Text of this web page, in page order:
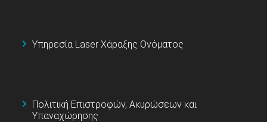
Υπηρεσία Laser Χάραξης Ονόματος
Πολιτική Επιστροφών, Ακυρώσεων και
Υπαναχώρησης